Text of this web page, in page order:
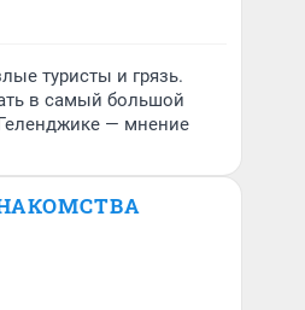
туристы и грязь.
в самый большой
— мнение